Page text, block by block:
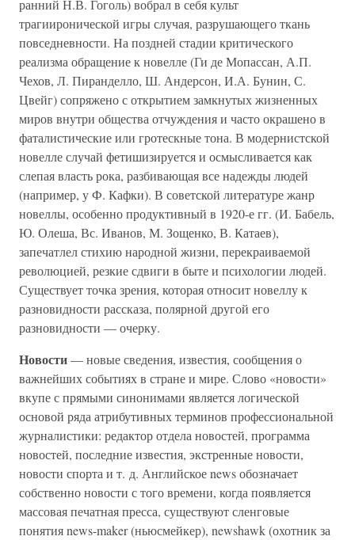
ранний Н.В. Гоголь) вобрал в себя культ
трагииронической игры случая, разрушающего ткань
повседневности. На поздней стадии критического
реализма обращение к новелле (Ги де Мопассан, А.П.
Чехов, Л. Пиранделло, Ш. Андерсон, И.А. Бунин, С.
Цвейг) сопряжено с открытием замкнутых жизненных
миров внутри общества отчуждения и часто окрашено в
фаталистические или гротескные тона. В модернистской
новелле случай фетишизируется и осмысливается как
слепая власть рока, разбивающая все надежды людей
(например, у Ф. Кафки). В советской литературе жанр
новеллы, особенно продуктивный в 1920-е гг. (И. Бабель,
Ю. Олеша, Вс. Иванов, М. Зощенко, В. Катаев),
запечатлел стихию народной жизни, перекраиваемой
революцией, резкие сдвиги в быте и психологии людей.
Существует точка зрения, которая относит новеллу к
разновидности рассказа, полярной другой его
разновидности — очерку.
Новости— новые сведения, известия, сообщения о
важнейших событиях в стране и мире. Слово «новости»
вкупе с прямыми синонимами является логической
основой ряда атрибутивных терминов профессиональной
журналистики: редактор отдела новостей, программа
новостей, последние известия, экстренные новости,
новости спорта и т. д. Английское news обозначает
собственно новости с того времени, когда появляется
массовая печатная пресса, существуют сленговые
понятия news-maker (ньюсмейкер), newshawk (охотник за